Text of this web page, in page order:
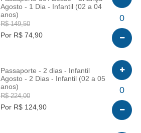
Agosto - 1 Dia - Infantil (02 a 04
anos)
R$ 149,50
Por R$ 74,90
0
Passaporte - 2 dias - Infantil
Agosto - 2 Dias - Infantil (02 a 05
anos)
R$ 224,00
Por R$ 124,90
0